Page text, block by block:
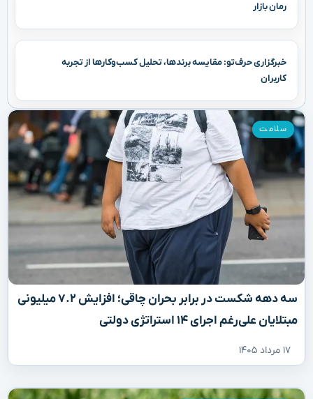
رمان بازار
خبرگزاری حرف‌تو: مقایسه برندها، تحلیل کسب‌وکارها از تجربه
کاربران
سه دهه شکست در برابر بحران چاقی؛ افزایش ۷.۲ میلیونی
مبتلایان علی‌رغم اجرای ۱۴ استراتژی دولتی
۱۷ مرداد ۱۴۰۵
سلامت